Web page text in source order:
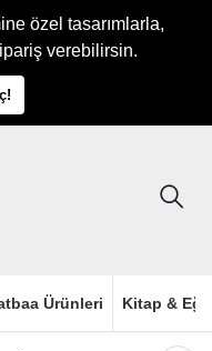
özel tasarımlarla,
verebilirsin.
Ürünleri Kitap &